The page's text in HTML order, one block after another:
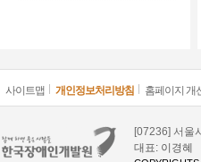
사이트맵 개인정보처리방침 홈페이지 개
[07236] 서울
대표: 이경혜